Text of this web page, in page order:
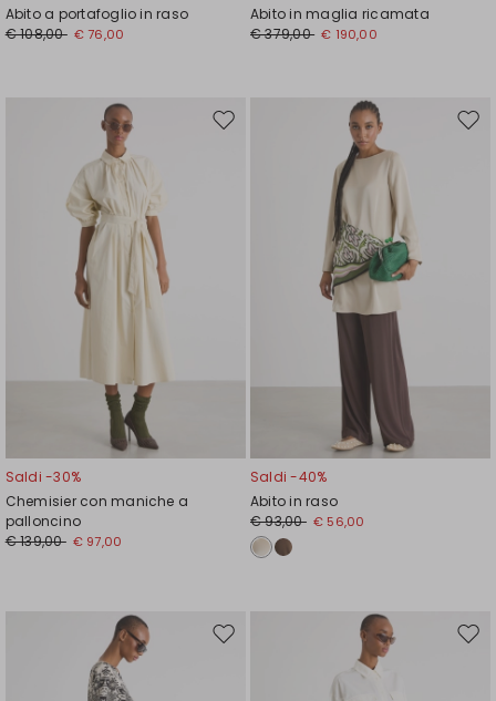
Abito a portafoglio in raso
€ 108,00 € 76,00
Abito in maglia ricamata
€ 379,00 € 190,00
Sposta
Saldi -30%
Chemisier con maniche a
palloncino
€ 139,00 € 97,00
Saldi -40%
Abito in raso
€ 93,00 € 56,00
Sposta